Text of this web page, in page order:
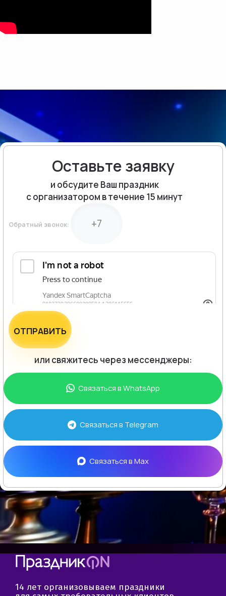
Оставьте заявку
и обсудите Ваш праздник
с организатором в течение 15 минут
Обратный звонок:
ОТПРАВИТЬ
или свяжитесь через мессенджеры:
Связаться вWhatsApp
Связаться в Telegram
Связаться вMax
14 лет организовываем праздники